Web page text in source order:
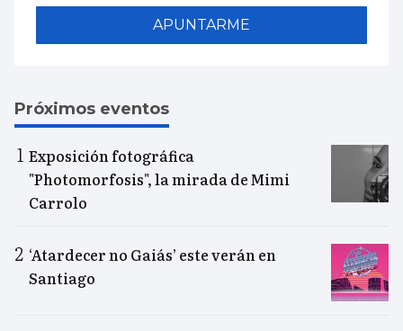
APUNTARME
Próximos eventos
Exposición fotográfica
"Photomorfosis", la mirada de Mimi
Carrolo
‘Atardecer no Gaiás’ este verán en
Santiago